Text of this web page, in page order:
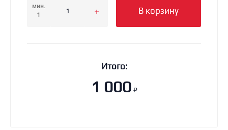
мин.
1
В корзину
Итого:
1 000 ₽